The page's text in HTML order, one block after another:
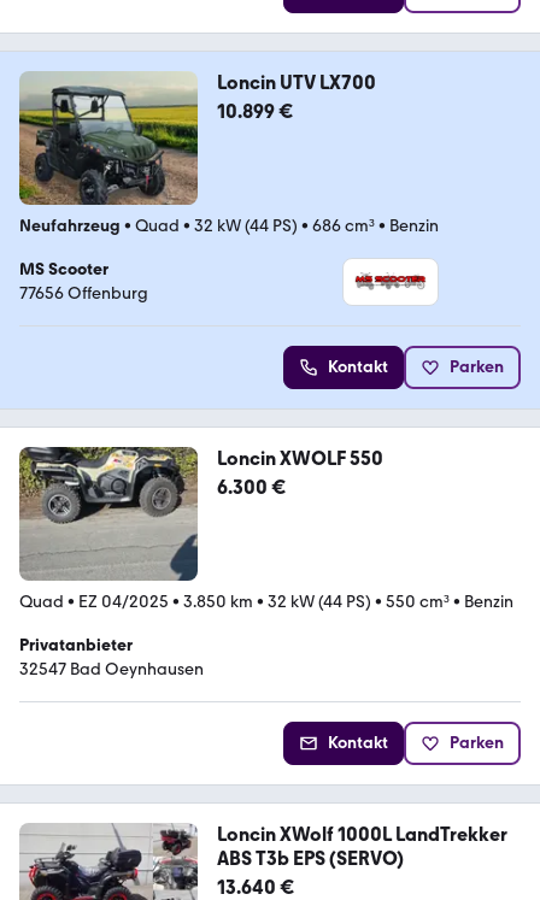
Loncin UTV LX700
10.899 €
Neufahrzeug • Quad • 32 kW (44 PS) • 686 cm³• Benzin
MS Scooter
77656 Offenburg
Kontakt Parken
Loncin XWOLF 550
6.300 €
Quad • EZ 04/2025 • 3.850 km • 32 kW (44 PS) • 550 cm³• Benzin
Privatanbieter
32547 Bad Oeynhausen
Kontakt Parken
Loncin XWolf 1000L LandTrekker
ABS T3b EPS (SERVO)
13.640 €